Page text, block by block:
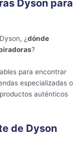
Dyson para
¿dónde
?
para encontrar
especializadas o
auténticos
de Dyson